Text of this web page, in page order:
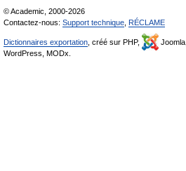
© Academic, 2000-2026
Contactez-nous: Support technique RÉCLAME
Dictionnaires exportation , créé sur PHP, Joomla,
WordPress, MODx.